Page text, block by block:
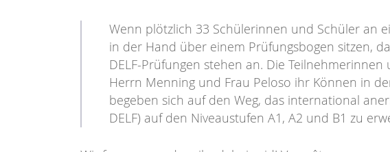
Wenn plötzlich 33 Schülerinnen und Schüler an
in der Hand über einem Prüfungsbogen sitzen,
DELF-Prüfungen stehen an. Die
Herrn Menning und Frau Peloso ihr Können in
begeben sich auf den Weg, das international
DELF) auf den Niveaustufen A1, A2 und B1 zu